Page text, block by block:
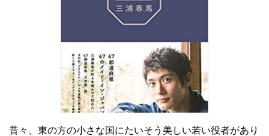
昔々、東の方の小さな国にたいそう美しい若い役者があり